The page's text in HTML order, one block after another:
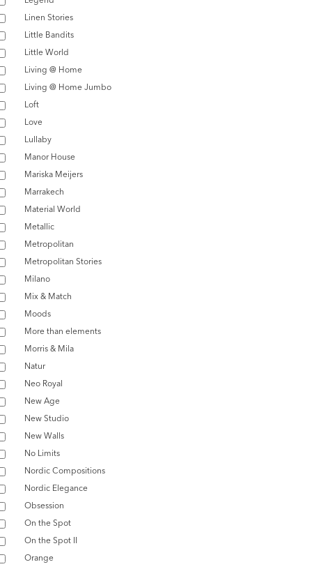
Linen Stories
Little Bandits
Little World
Living @ Home
Living @ Home Jumbo
Loft
Love
Lullaby
Manor House
Mariska Meijers
Marrakech
Material World
Metallic
Metropolitan
Metropolitan Stories
Milano
Mix & Match
Moods
More than elements
Morris & Mila
Natur
Neo Royal
New Age
New Studio
New Walls
No Limits
Nordic Compositions
Nordic Elegance
Obsession
On the Spot
On the Spot II
Orange